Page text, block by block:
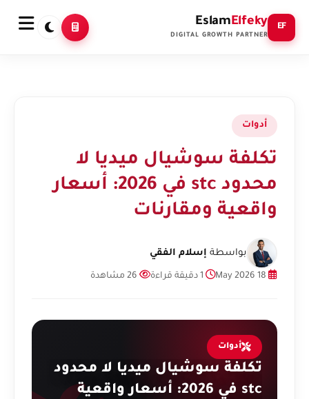
EF
EslamElfeky
DIGITAL GROWTH PARTNER
أدوات
تكلفة سوشيال ميديا لا
محدود stc في 2026: أسعار
واقعية ومقارنات
بواسطة إسلام الفقي
أدوات
تكلفة سوشيال ميديا لا محدود
stc في 2026: أسعار واقعية